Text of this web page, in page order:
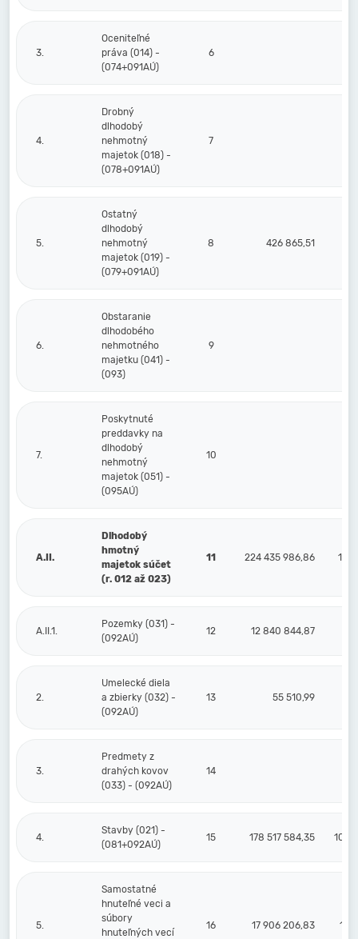
3.
Oceniteľné
práva (014) -
(074+091AÚ)
6
4.
Drobný
dlhodobý
nehmotný
majetok (018) -
(078+091AÚ)
7
5.
Ostatný
dlhodobý
nehmotný
majetok (019) -
(079+091AÚ)
8 426 865,51
6.
Obstaranie
dlhodobého
nehmotného
majetku (041) -
(093)
9
7.
Poskytnuté
preddavky na
dlhodobý
nehmotný
majetok (051) -
(095AÚ)
10
A.II.
Dlhodobý
hmotný
majetok súčet
(r. 012 až 023)
11 224 435 986,86 132
A.II.1.
Pozemky (031) -
(092AÚ)
12 12 840 844,87
2.
Umelecké diela
a zbierky (032) -
(092AÚ)
13 55 510,99
3.
Predmety z
drahých kovov
(033) - (092AÚ)
14
4.
Stavby (021) -
(081+092AÚ)
15 178 517 584,35 105
5.
Samostatné
hnuteľné veci a
súbory
hnuteľných vecí
16 17 906 206,83 15